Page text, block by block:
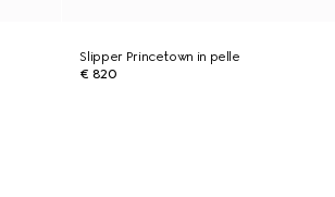
Slipper Princetown in pelle
€ 820